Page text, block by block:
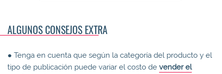
ALGUNOS CONSEJOS EXTRA
● Tenga en cuenta que según la categoría del producto y el
tipo de publicación puede variar el costo de vender el